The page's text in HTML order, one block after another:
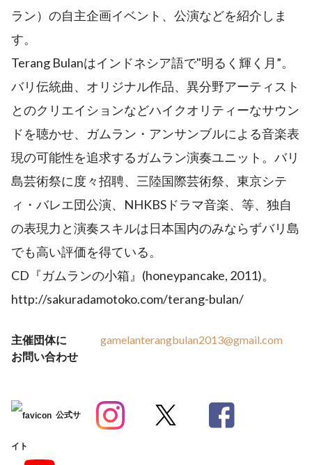
ラン）の自主企画イベント、公演などを紹介しま
す。
Terang Bulanはインドネシア語で"明るく輝く月”。
バリ伝統曲、オリジナル作品、異分野アーティスト
とのクリエイションなどハイクオリティーなサウン
ドを聴かせ、ガムラン・アンサンブルによる音楽表
現の可能性を追求するガムラン演奏ユニット。バリ
島芸術祭に度々招聘、三陸国際芸術祭、東京シテ
ィ・バレエ団公演、NHKBSドラマ音楽、等、独自
の表現力と演奏スキルは日本国内のみならずバリ島
でも高い評価を得ている。
CD『ガムランの小箱』(honeypancake, 2011)。
http://sakuradamotoko.com/terang-bulan/
主催団体に
お問い合わせ
gamelanterangbulan2013@gmail.com
公式サ
イト